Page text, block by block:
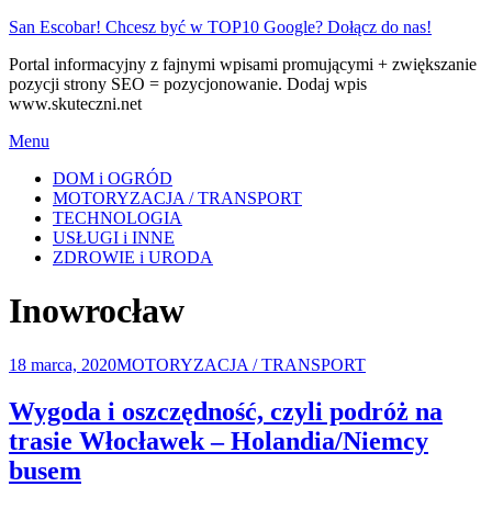
Skip
content
San Escobar! Chcesz być w TOP10 Google? Dołącz do nas!
Portal informacyjny z fajnymi wpisami promującymi + zwiększanie
pozycji strony SEO = pozycjonowanie. Dodaj wpis
www.skuteczni.net
Menu
DOM i OGRÓD
MOTORYZACJA / TRANSPORT
TECHNOLOGIA
USŁUGI i INNE
ZDROWIE i URODA
Tag
:
Inowrocław
Posted
18 marca, 2020MOTORYZACJA / TRANSPORT
Wygoda i oszczędność, czyli podróż na
trasie Włocławek – Holandia/Niemcy
busem